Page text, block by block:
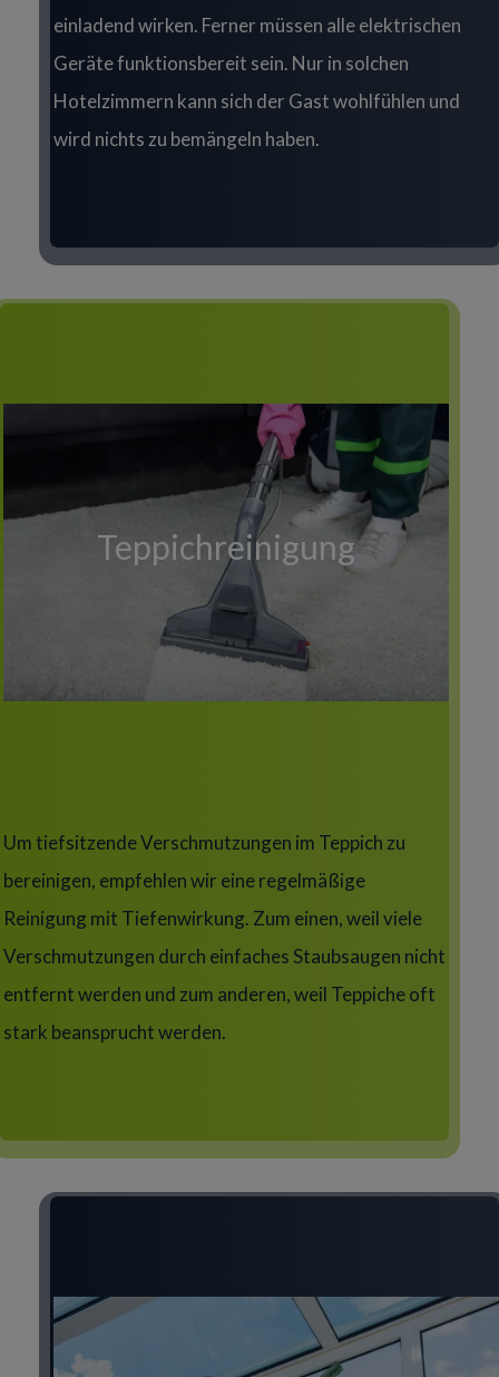
einladend wirken. Ferner müssen alle elektrischen
Geräte funktionsbereit sein. Nur in solchen
Hotelzimmern kann sich der Gast wohlfühlen und
wird nichts zu bemängeln haben.
Teppichreinigung
Um tiefsitzende Verschmutzungen im Teppich zu
bereinigen, empfehlen wir eine regelmäßige
Reinigung mit Tiefenwirkung. Zum einen, weil viele
Verschmutzungen durch einfaches Staubsaugen nicht
entfernt werden und zum anderen, weil Teppiche oft
stark beansprucht werden.